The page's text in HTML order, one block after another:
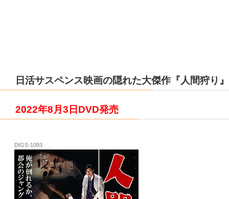
日活サスペンス映画の隠れた大傑作『人間狩り
2022年8月3日DVD発売
DIGS-1093